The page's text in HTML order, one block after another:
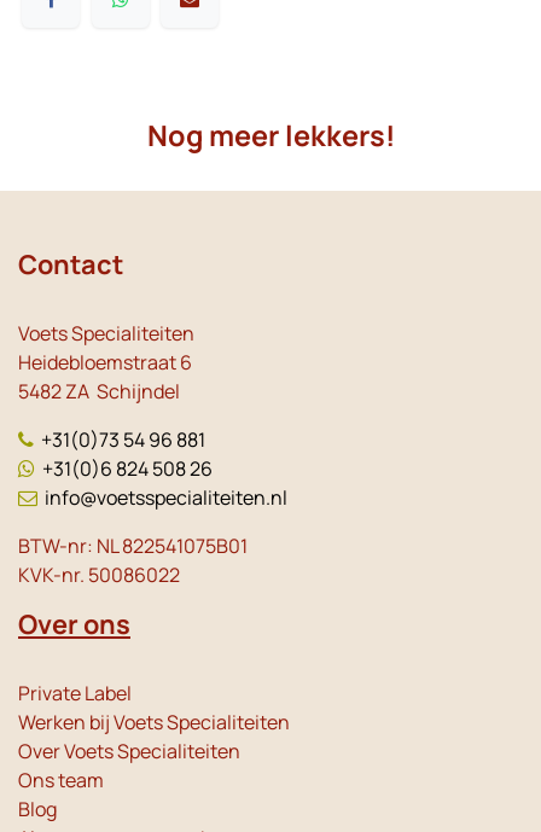
Nog meer lekkers!
Contact
Voets Specialiteiten
Heidebloemstraat 6
5482 ZA Schijndel
+31(0)73 54 96 881
+31(0)6 824 508 26
info@voetsspecialiteiten.nl
BTW-nr: NL 822541075B01
KVK-nr. 50086022
Over ons
Private Label
Werken bij Voets Specialiteiten
Over Voets Specialiteiten
Ons team
Blog